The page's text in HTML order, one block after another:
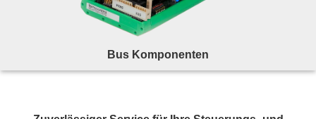
Bus Komponenten